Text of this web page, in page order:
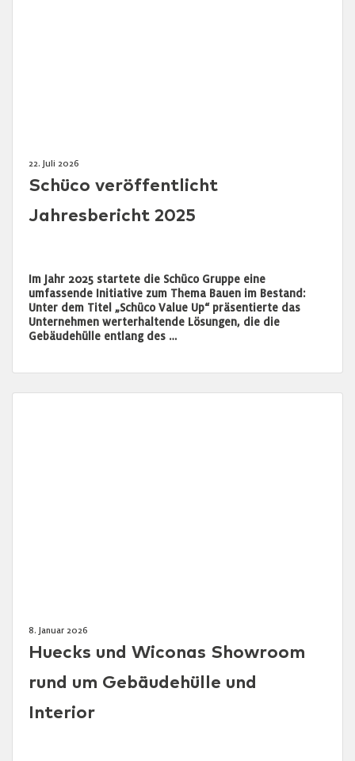
22. Juli 2026
Schüco veröffentlicht
Jahresbericht 2025
Im Jahr 2025 startete die Schüco Gruppe eine
umfassende Initiative zum Thema Bauen im Bestand:
Unter dem Titel „Schüco Value Up“ präsentierte das
Unternehmen werterhaltende Lösungen, die die
Gebäudehülle entlang des …
8. Januar 2026
Huecks und Wiconas Showroom
rund um Gebäudehülle und
Interior